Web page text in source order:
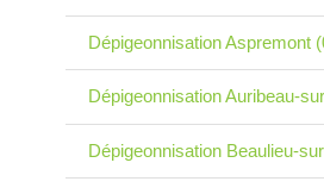
Dépigeonnisation Aspremont
Dépigeonnisation Auribeau-
Dépigeonnisation Beaulieu-